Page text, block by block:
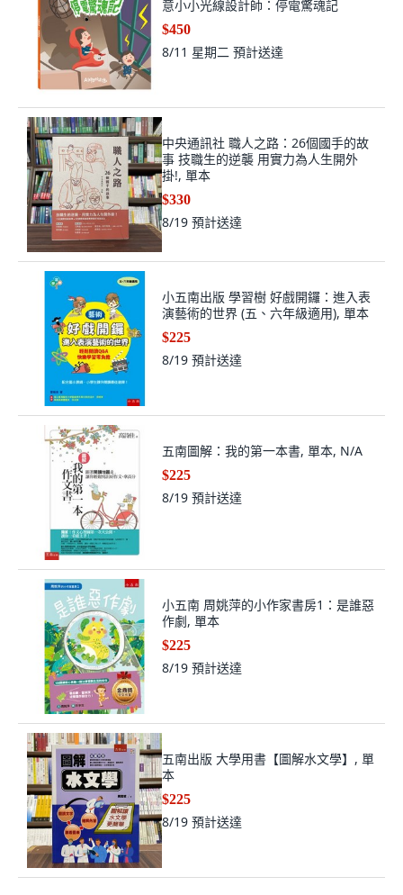
意小小光線設計師：停電驚魂記
$450
8/11 星期二 預計送達
中央通訊社 職人之路：26個國手的故
事 技職生的逆襲 用實力為人生開外
掛!, 單本
$330
8/19 預計送達
小五南出版 學習樹 好戲開鑼：進入表
演藝術的世界 (五、六年級適用), 單本
$225
8/19 預計送達
五南圖解：我的第一本書, 單本, N/A
$225
8/19 預計送達
小五南 周姚萍的小作家書房1：是誰惡
作劇, 單本
$225
8/19 預計送達
五南出版 大學用書【圖解水文學】, 單
本
$225
8/19 預計送達